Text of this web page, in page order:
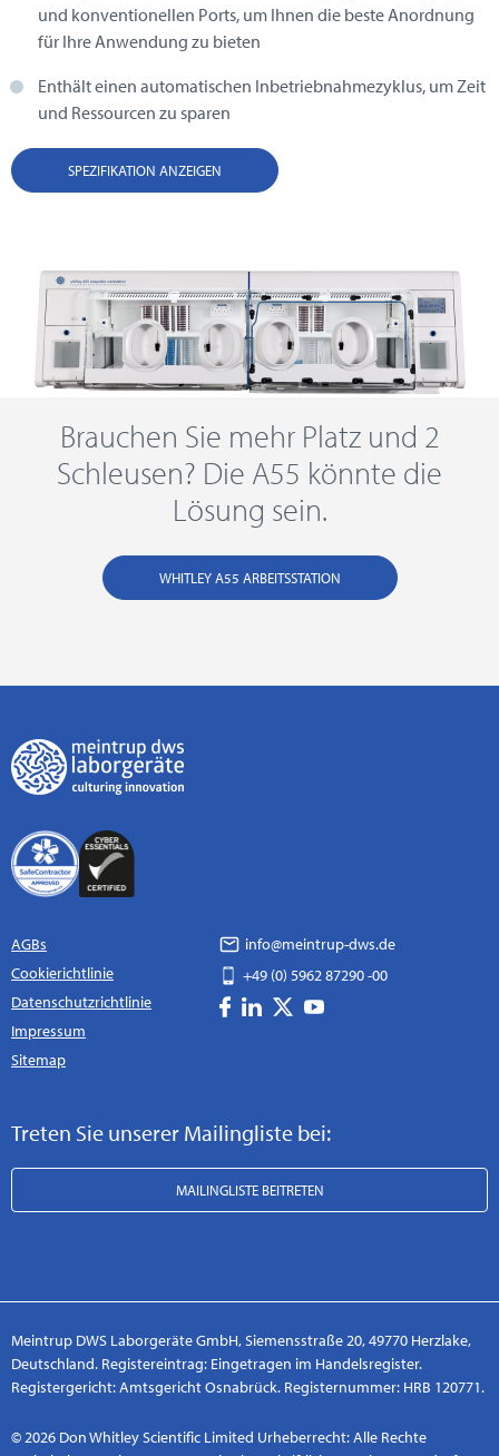
und konventionellen Ports, um Ihnen die beste Anordnung
für Ihre Anwendung zu bieten
Enthält einen automatischen Inbetriebnahmezyklus, um Zeit
und Ressourcen zu sparen
SPEZIFIKATION ANZEIGEN
Brauchen Sie mehr Platz und 2
Schleusen? Die A55 könnte die
Lösung sein.
WHITLEY A55 ARBEITSSTATION
AGBs
Cookierichtlinie
Datenschutzrichtlinie
Impressum
Sitemap
info@meintrup-dws.de
+49 (0) 5962 87290 -00
Treten Sie unserer Mailingliste bei:
MAILINGLISTE BEITRETEN
Meintrup DWS Laborgeräte GmbH, Siemensstraße 20, 49770 Herzlake,
Deutschland. Registereintrag: Eingetragen im Handelsregister.
Registergericht: Amtsgericht Osnabrück. Registernummer: HRB 120771.
© 2026 Don Whitley Scientific Limited Urheberrecht: Alle Rechte